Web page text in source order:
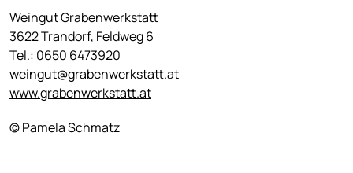
Weingut Grabenwerkstatt
3622 Trandorf, Feldweg 6
Tel.: 0650 6473920
weingut@grabenwerkstatt.at
www.grabenwerkstatt.at
© Pamela Schmatz